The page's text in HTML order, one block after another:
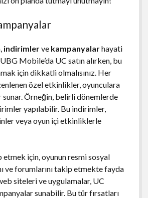
indirimlerve kampanyalarhayati
Mobile’da UC satın alırken, bu
için dikkatli olmalısınız. Her
özel etkinlikler, oyunculara
Örneğin, belirli dönemlerde
yapılabilir. Bu indirimler,
veya oyun içi etkinliklerle
etmek için, oyunun resmi sosyal
ve forumlarını takip etmekte fayda
siteleri ve uygulamalar, UC
sunabilir. Bu tür fırsatları